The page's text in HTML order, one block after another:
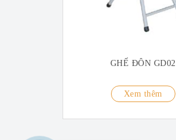
GHẾ ĐÔN GD02
Xem thêm